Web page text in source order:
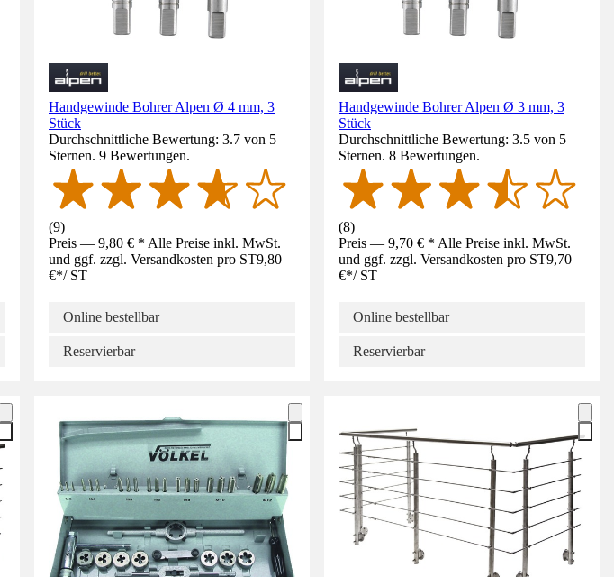
Handgewinde Bohrer Alpen Ø 4 mm, 3
Stück
Durchschnittliche Bewertung: 3.7 von 5
Sternen. 9 Bewertungen.
(9)
Preis — 9,80 € * Alle Preise inkl. MwSt.
und ggf. zzgl. Versandkosten pro ST9,80
€*/ ST
Online bestellbar
Reservierbar
Handgewinde Bohrer Alpen Ø 3 mm, 3
Stück
Durchschnittliche Bewertung: 3.5 von 5
Sternen. 8 Bewertungen.
(8)
Preis — 9,70 € * Alle Preise inkl. MwSt.
und ggf. zzgl. Versandkosten pro ST9,70
€*/ ST
Online bestellbar
Reservierbar